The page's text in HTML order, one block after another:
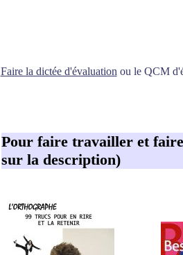
Faire la dictée d'évaluationou le QCM
Pour faire travailler et
sur la description)